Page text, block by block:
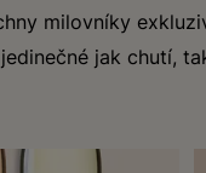
milovníky
jak chutí,